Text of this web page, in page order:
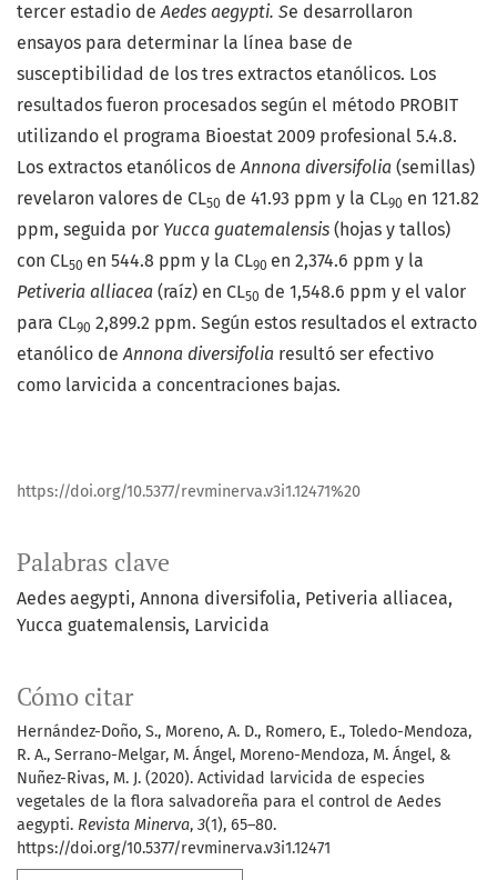
Palabras clave
Aedes aegypti Annona diversifolia Petiveria alliacea
Yucca guatemalensis Larvicida
Cómo citar
Hernández-Doño, S., Moreno, A. D., Romero, E., Toledo-Mendoza,
R. A., Serrano-Melgar, M. Ángel, Moreno-Mendoza, M. Ángel, &
Nuñez-Rivas, M. J. (2020). Actividad larvicida de especies
vegetales de la flora salvadoreña para el control de Aedes
aegypti. Revista Minerva, 3(1), 65–80.
https://doi.org/10.5377/revminerva.v3i1.12471
tercer estadio deAedes aegypti. Se desarrollaron
ensayos para determinar la línea base de
susceptibilidad de los tres extractos etanólicos. Los
resultados fueron procesados según el método PROBIT
utilizando el programa Bioestat 2009 profesional 5.4.8.
Los extractos etanólicos deAnnona diversifolia (semillas)
revelaron valores de CL50 de 41.93 ppm y la CL90 en 121.82
ppm, seguida por Yucca guatemalensis (hojas y tallos)
con CL50 en 544.8 ppm y la CL90 en 2,374.6 ppm y la
Petiveria alliacea (raíz) en CL50 de 1,548.6 ppm y el valor
para CL90 2,899.2 ppm. Según estos resultados el extracto
etanólico deAnnona diversifolia resultó ser efectivo
como larvicida a concentraciones bajas.
https://doi.org/10.5377/revminerva.v3i1.12471%20